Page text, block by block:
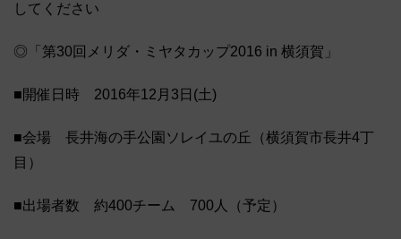
してください
◎「第30回メリダ・ミヤタカップ2016 in 横須賀」
■開催日時 2016年12月3日(土)
■会場 長井海の手公園ソレイユの丘（横須賀市長井4丁
目）
■出場者数 約400チーム 700人（予定）